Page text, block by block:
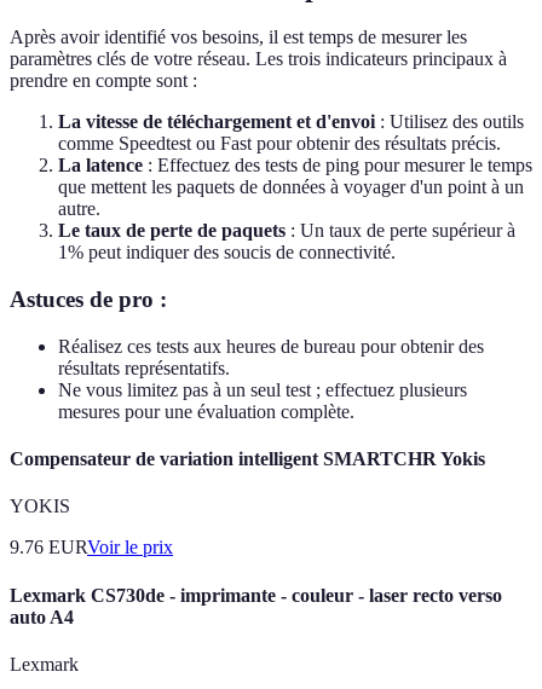
Après avoir identifié vos besoins, il est temps de mesurer les
paramètres clés de votre réseau. Les trois indicateurs principaux à
prendre en compte sont :
La vitesse de téléchargement et d'envoi: Utilisez des outils
comme Speedtest ou Fast pour obtenir des résultats précis.
La latence : Effectuez des tests de ping pour mesurer le temps
que mettent les paquets de données à voyager d'un point à un
autre.
Le taux de perte de paquets : Un taux de perte supérieur à
1% peut indiquer des soucis de connectivité.
Astuces de pro :
Réalisez ces tests aux heures de bureau pour obtenir des
résultats représentatifs.
Ne vous limitez pas à un seul test ; effectuez plusieurs
mesures pour une évaluation complète.
Compensateur de variation intelligent SMARTCHR Yokis
YOKIS
9.76 EURVoir le prix
Lexmark CS730de - imprimante - couleur - laser recto verso
auto A4
Lexmark